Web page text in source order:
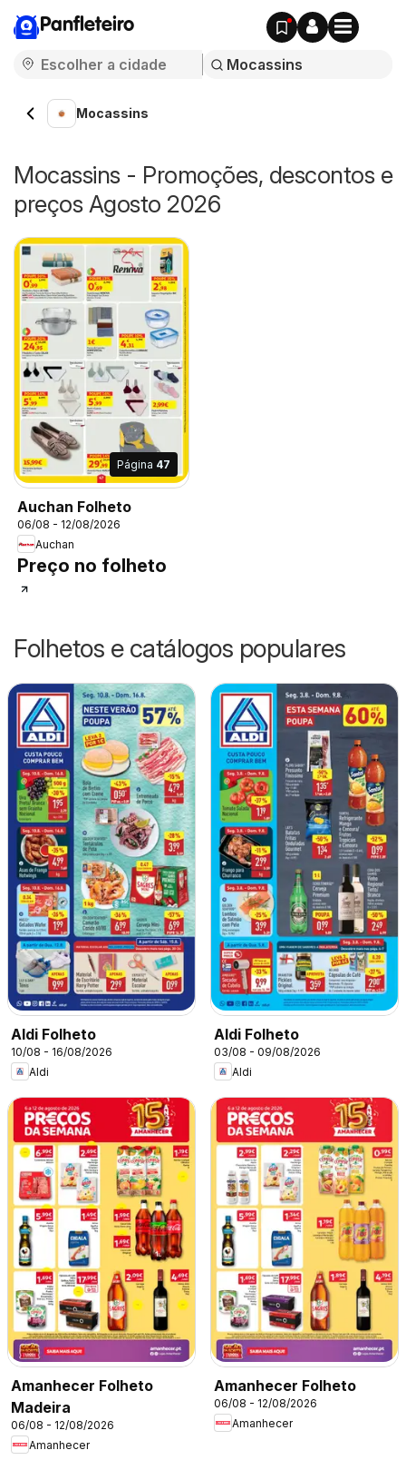
Panfleteiro
Mocassins
Mocassins - Promoções, descontos e
preços Agosto 2026
Página 47
Auchan Folheto
06/08 - 12/08/2026
Auchan
Preço no folheto
Folhetos e catálogos populares
Aldi Folheto
10/08 - 16/08/2026
Aldi
Aldi Folheto
03/08 - 09/08/2026
Aldi
Amanhecer Folheto
Madeira
06/08 - 12/08/2026
Amanhecer
Amanhecer Folheto
06/08 - 12/08/2026
Amanhecer